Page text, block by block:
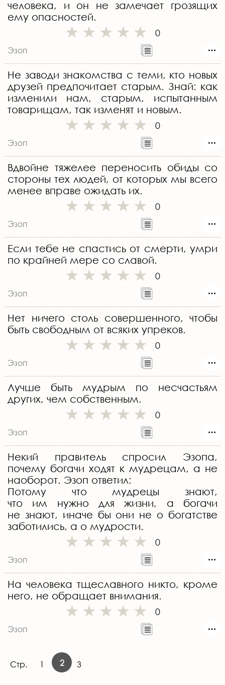
человека, и он не замечает грозящих
ему опасностей.
0
Эзоп
Не заводи знакомства с теми, кто новых
друзей предпочитает старым. Знай: как
изменили нам, старым, испытанным
товарищам, так изменят и новым.
0
Эзоп
Вдвойне тяжелее переносить обиды со
стороны тех людей, от которых мы всего
менее вправе ожидать их.
0
Эзоп
Если тебе не спастись от смерти, умри
по крайней мере со славой.
0
Эзоп
Нет ничего столь совершенного, чтобы
быть свободным от всяких упреков.
0
Эзоп
Лучше быть мудрым по несчастьям
других, чем собственным.
0
Эзоп
Некий правитель спросил Эзопа,
почему богачи ходят к мудрецам, а не
наоборот. Эзоп ответил:
Потому что мудрецы знают,
что им нужно для жизни, а богачи
не знают, иначе бы они не о богатстве
заботились, а о мудрости.
0
Эзоп
На человека тщеславного никто, кроме
него, не обращает внимания.
0
Эзоп
Стр. 1 2 3